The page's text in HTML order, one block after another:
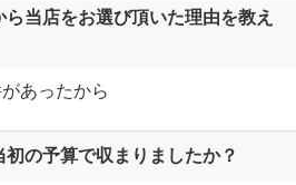
当店をお選び頂いた理由を教え
あったから
の予算で収まりましたか？